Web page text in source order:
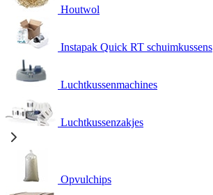
Houtwol
Instapak Quick RT schuimkussens
Luchtkussenmachines
Luchtkussenzakjes
Opvulchips